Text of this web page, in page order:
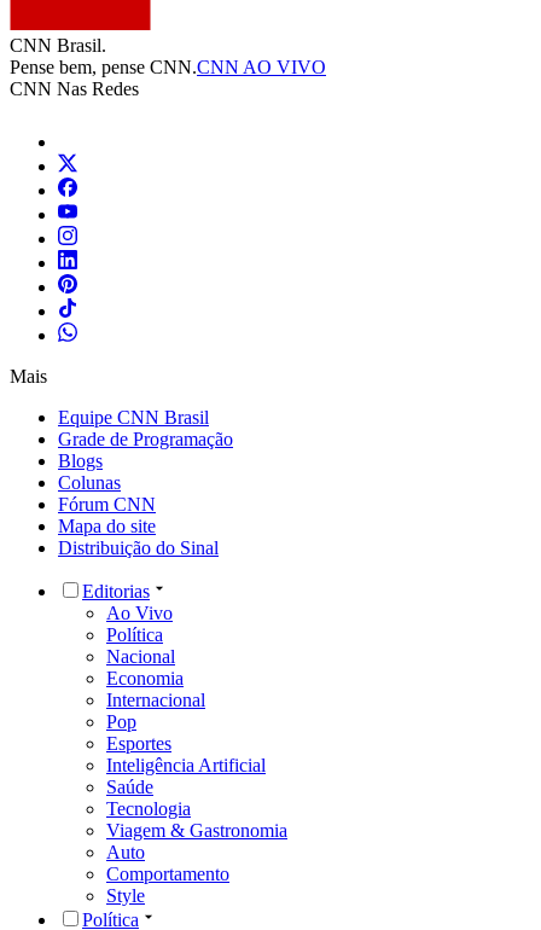
CNN Brasil.
Pense bem, pense CNN.CNN AO VIVO
CNN Nas Redes
Mais
Equipe CNN Brasil
Grade de Programação
Blogs
Colunas
Fórum CNN
Mapa do site
Distribuição do Sinal
Editorias
Ao Vivo
Política
Nacional
Economia
Internacional
Pop
Esportes
Inteligência Artificial
Saúde
Tecnologia
Viagem & Gastronomia
Auto
Comportamento
Style
Política